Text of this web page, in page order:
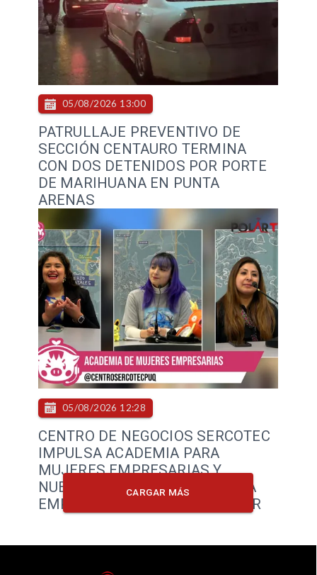
PATRULLAJE PREVENTIVO DE
SECCIÓN CENTAURO TERMINA
CON DOS DETENIDOS POR PORTE
DE MARIHUANA EN PUNTA
ARENAS
05/08/2026 13:00
CENTRO DE NEGOCIOS SERCOTEC
IMPULSA ACADEMIA PARA
MUJERES EMPRESARIAS Y
NUEVAS OPORTUNIDADES PARA
EMPRENDEDORES DE PORVENIR
05/08/2026 12:28
CARGAR MÁS